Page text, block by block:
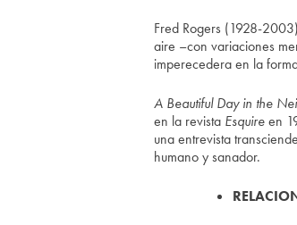
Fred Rogers (1928-
aire –con variaciones
imperecedera en la
A Beautiful Day in the
en la revista Esquireen
una entrevista
humano y sanador.